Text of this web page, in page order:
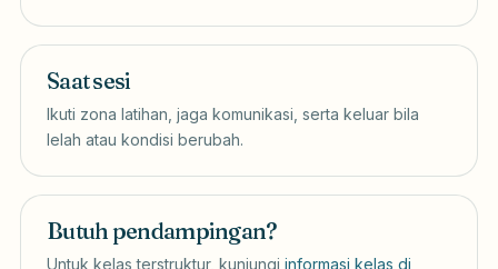
Saat sesi
Ikuti zona latihan, jaga komunikasi, serta keluar bila
lelah atau kondisi berubah.
Butuh pendampingan?
Untuk kelas terstruktur, kunjungi informasi kelas di